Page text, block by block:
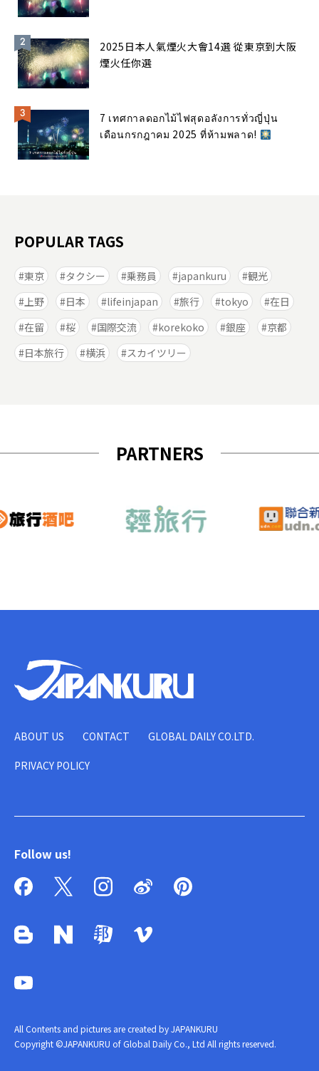
2025日本人氣煙火大會14選 從東京到大阪
煙火任你選
7 เทศกาลดอกไม้ไฟสุดอลังการทั่วญี่ปุ่น
เดือนกรกฎาคม 2025 ที่ห้ามพลาด!
POPULAR TAGS
東京 タクシー 乗務員 japankuru
観光
上野
日本 lifeinjapan 旅行 tokyo
在日
在留
桜 国際交流 korekoko 銀座
京都
日本旅行
横浜 スカイツリー
PARTNERS
ABOUT US CONTACT GLOBAL DAILY CO.LTD.
PRIVACY POLICY
Follow us!
All Contents and pictures are created by JAPANKURU
Copyright ©JAPANKURU of Global Daily Co., Ltd All rights reserved.